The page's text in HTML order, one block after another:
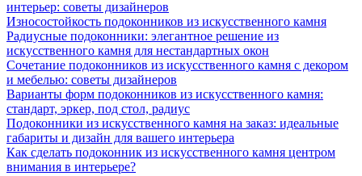
интерьер: советы дизайнеров
Износостойкость подоконников из искусственного камня
Радиусные подоконники: элегантное решение из
искусственного камня для нестандартных окон
Сочетание подоконников из искусственного камня с декором
и мебелью: советы дизайнеров
Варианты форм подоконников из искусственного камня:
стандарт, эркер, под стол, радиус
Подоконники из искусственного камня на заказ: идеальные
габариты и дизайн для вашего интерьера
Как сделать подоконник из искусственного камня центром
внимания в интерьере?